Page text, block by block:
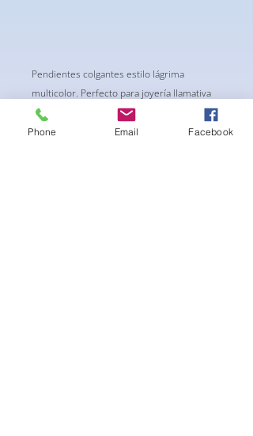
Pendientes colgantes estilo lágrima
multicolor. Perfecto para joyería llamativa
de la competencia
Phone Email Facebook